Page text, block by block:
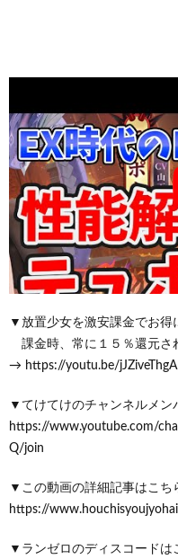
▼放置少女を激安課金でお得
課金時、常に１５％還元さ
→ https://youtu.be/
▼てけてけのチャンネルメン
https://www.youtube.com/
Q/join
▼この動画の詳細記事はこち
https://
▼ランゼロのディスコードは